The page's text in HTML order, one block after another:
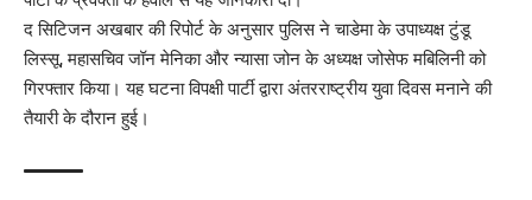
द सिटिजन अखबार की रिपोर्ट के अनुसार पुलिस ने चाडेमा के उपाध्यक्ष टुंडू
लिस्सू, महासचिव जॉन मेनिका और न्यासा जोन के अध्यक्ष जोसेफ मबिलिनी को
गिरफ्तार किया। यह घटना विपक्षी पार्टी द्वारा अंतरराष्ट्रीय युवा दिवस मनाने की
तैयारी के दौरान हुई।